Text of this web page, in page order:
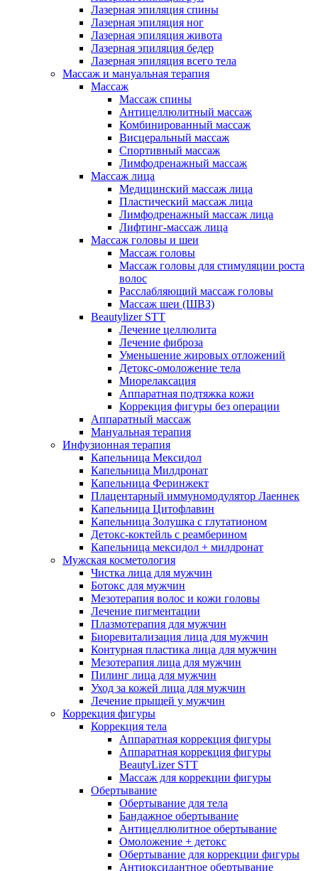
Лазерная эпиляция спины
Лазерная эпиляция ног
Лазерная эпиляция живота
Лазерная эпиляция бедер
Лазерная эпиляция всего тела
Массаж и мануальная терапия
Массаж
Массаж спины
Антицеллюлитный массаж
Комбинированный массаж
Висцеральный массаж
Спортивный массаж
Лимфодренажный массаж
Массаж лица
Медицинский массаж лица
Пластический массаж лица
Лимфодренажный массаж лица
Лифтинг-массаж лица
Массаж головы и шеи
Массаж головы
Массаж головы для стимуляции роста
волос
Расслабляющий массаж головы
Массаж шеи (ШВЗ)
Beautylizer STT
Лечение целлюлита
Лечение фиброза
Уменьшение жировых отложений
Детокс-омоложение тела
Миорелаксация
Аппаратная подтяжка кожи
Коррекция фигуры без операции
Аппаратный массаж
Мануальная терапия
Инфузионная терапия
Капельница Мексидол
Капельница Милдронат
Капельница Феринжект
Плацентарный иммуномодулятор Лаеннек
Капельница Цитофлавин
Капельница Золушка с глутатионом
Детокс-коктейль с реамберином
Капельница мексидол + милдронат
Мужская косметология
Чистка лица для мужчин
Ботокс для мужчин
Мезотерапия волос и кожи головы
Лечение пигментации
Плазмотерапия для мужчин
Биоревитализация лица для мужчин
Контурная пластика лица для мужчин
Мезотерапия лица для мужчин
Пилинг лица для мужчин
Уход за кожей лица для мужчин
Лечение прыщей у мужчин
Коррекция фигуры
Коррекция тела
Аппаратная коррекция фигуры
Аппаратная коррекция фигуры
BeautyLizer STT
Массаж для коррекции фигуры
Обертывание
Обертывание для тела
Бандажное обертывание
Антицеллюлитное обертывание
Омоложение + детокс
Обертывание для коррекции фигуры
Антиоксидантное обертывание